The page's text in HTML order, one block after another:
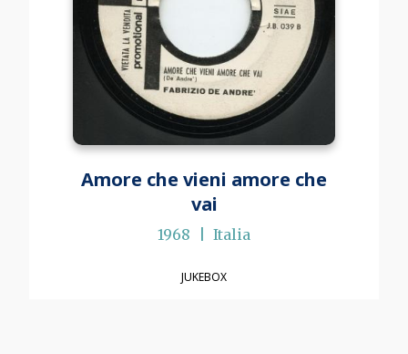
Amore che vieni amore che
vai
1968 Italia
JUKEBOX